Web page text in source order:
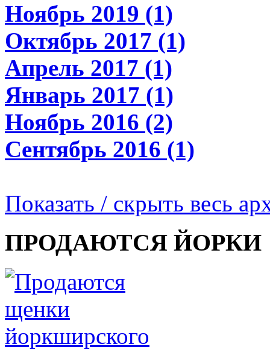
Ноябрь 2019 (1)
Октябрь 2017 (1)
Апрель 2017 (1)
Январь 2017 (1)
Ноябрь 2016 (2)
Сентябрь 2016 (1)
Показать / скрыть весь
ПРОДАЮТСЯ ЙОРКИ